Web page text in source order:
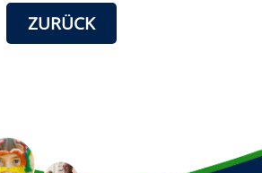
ZURÜCK